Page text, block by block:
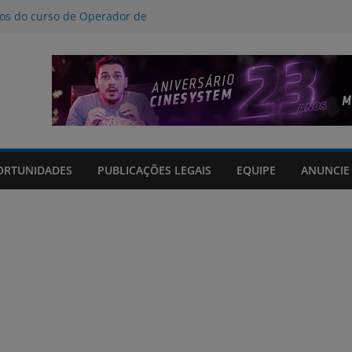
do curso de Operador de
poucas chances de cura para o
climático, portaria suspende
FURG até sexta (7) pela manhã
PUBLICAÇÕES LEGAIS EQUIPE ANUNCIE